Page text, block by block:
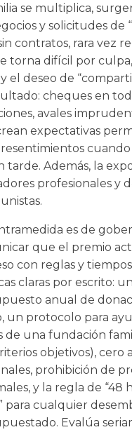
se multiplica,
y solicitudes de
contratos, rara vez
torna difícil por
el deseo de
cheques en
avales
expectativas
tarde. Además, la
profesionales y
es de
que el premio
con reglas y
claras por escrito: un
anual de
un protocolo para
de una fundación
objetivos), cero
prohibición de
y la regla de “48
para cualquier
Evalúa